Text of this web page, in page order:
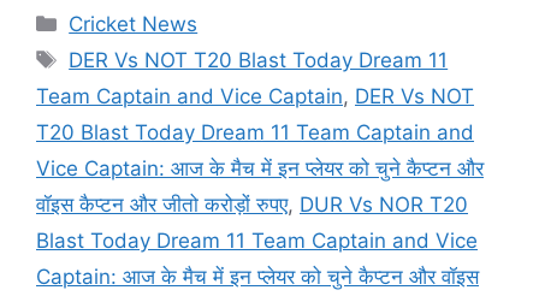
Categories
Cricket News
Tags
DER Vs NOT T20 Blast Today Dream 11
Team Captain and Vice Captain, DER Vs NOT
T20 Blast Today Dream 11 Team Captain and
Vice Captain: आज के मैच में इन प्लेयर को चुने कैप्टन और
वॉइस कैप्टन और जीतो करोड़ों रुपए, DUR Vs NOR T20
Blast Today Dream 11 Team Captain and Vice
Captain: आज के मैच में इन प्लेयर को चुने कैप्टन और वॉइस